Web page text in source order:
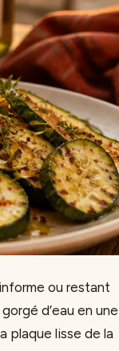
ou restant
d’eau en une
plaque lisse de la